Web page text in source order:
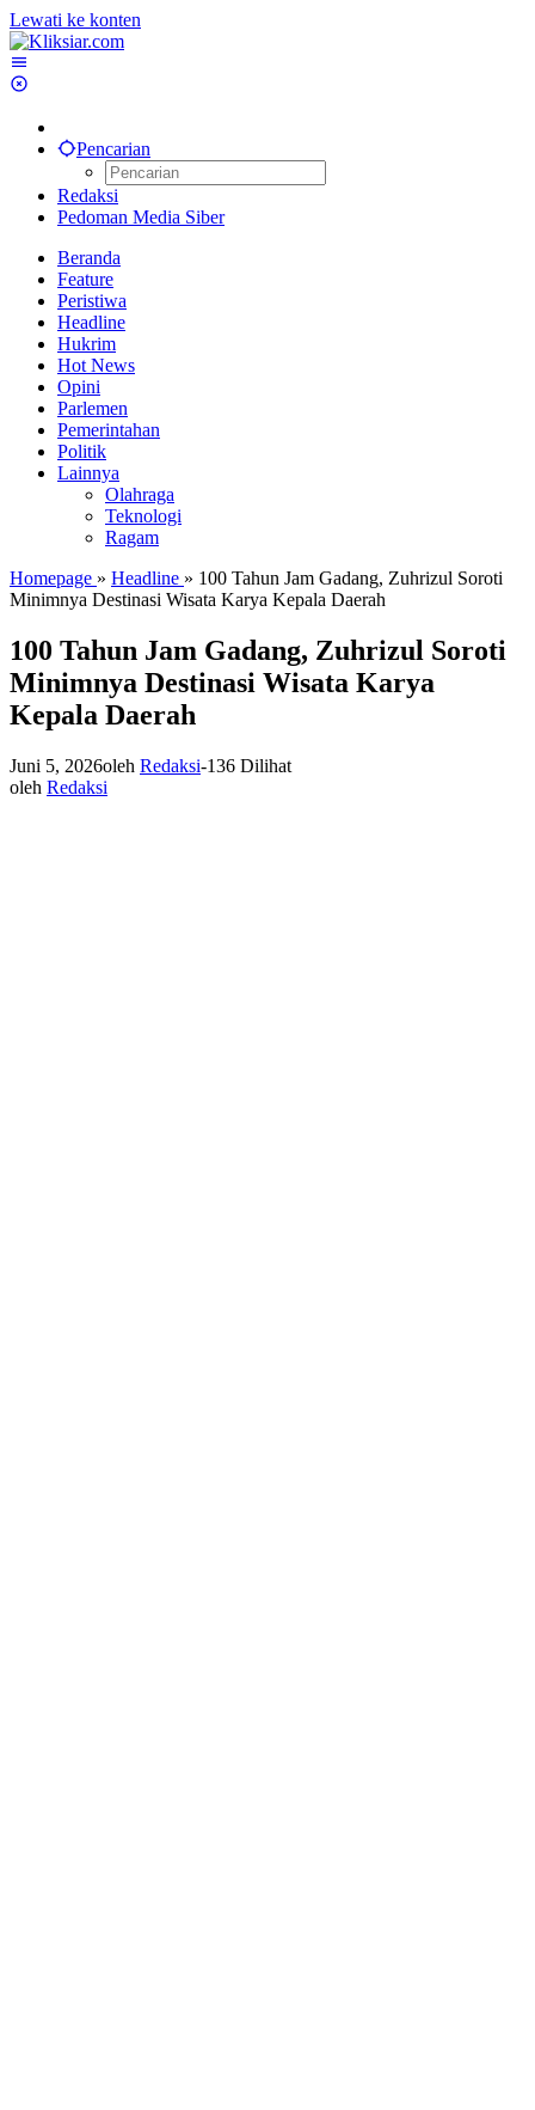
Lewati ke konten
Pencarian
Redaksi
Pedoman Media Siber
Beranda
Feature
Peristiwa
Headline
Hukrim
Hot News
Opini
Parlemen
Pemerintahan
Politik
Lainnya
Olahraga
Teknologi
Ragam
Homepage » Headline » 100 Tahun Jam Gadang, Zuhrizul Soroti
Minimnya Destinasi Wisata Karya Kepala Daerah
100 Tahun Jam Gadang, Zuhrizul Soroti
Minimnya Destinasi Wisata Karya
Kepala Daerah
Juni 5, 2026oleh Redaksi-136 Dilihat
oleh Redaksi